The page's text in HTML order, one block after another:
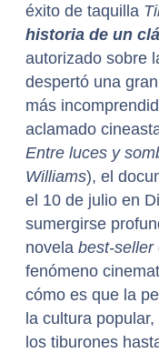
éxito de taquilla
historia de un
autorizado sobre
despertó una
más
aclamado
Entre luces y
Williams), el
el 10 de julio en
sumergirse
novela best-seller
fenómeno
cómo es que la
la cultura
los tiburones